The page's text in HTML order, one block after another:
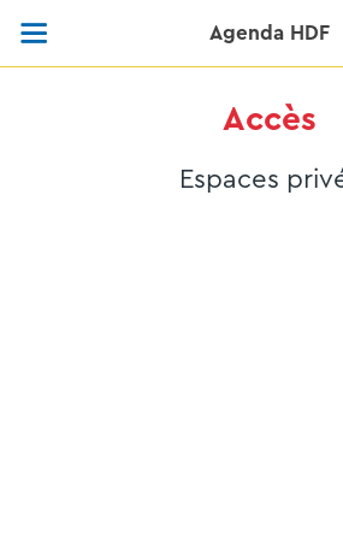
Agenda HDF
Accès
Espaces